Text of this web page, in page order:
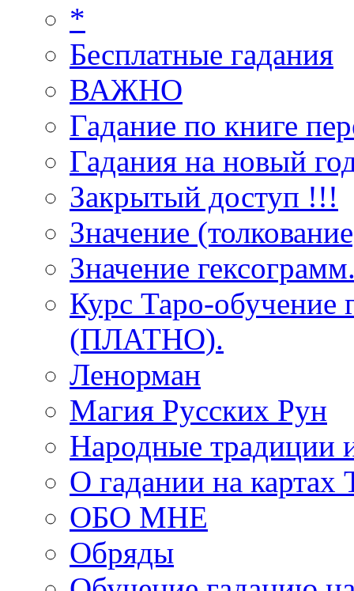
*
Бесплатные гадания
ВАЖНО
Гадание по книге
Гадания на новый
Закрытый доступ !!!
Значение
Значение
Курс Таро-обучение
(ПЛАТНО).
Ленорман
Магия Русских Рун
Народные традиции
О гадании на картах
ОБО МНЕ
Обряды